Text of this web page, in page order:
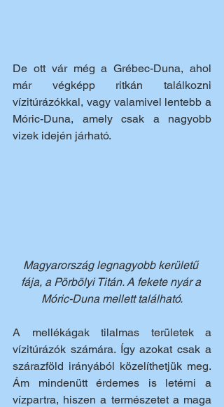
De ott vár még a Grébec-Duna, ahol
már végképp ritkán találkozni
vízitúrázókkal, vagy valamivel lentebb a
Móric-Duna, amely csak a nagyobb
vizek idején járható.
Magyarország legnagyobb kerületű
fája, a Pörbölyi Titán. A fekete nyár a
Móric-Duna mellett található.
A mellékágak tilalmas területek a
vízitúrázók számára. Így azokat csak a
szárazföld irányából közelíthetjük meg.
Ám mindenütt érdemes is letérni a
vízpartra, hiszen a természetet a maga